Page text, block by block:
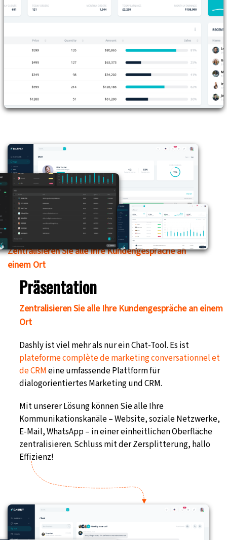
Zentralisieren Sie alle Ihre Kundengespräche an
einem Ort
Präsentation
Zentralisieren Sie alle Ihre Kundengespräche an einem
Ort
Dashlyist viel mehr als nur ein Chat-Tool. Es ist
plateforme complète de marketing conversationnel et
de CRMeine umfassende Plattform für
dialogorientiertes Marketing und CRM.
Mit unserer Lösung können Sie alle Ihre
Kommunikationskanäle – Website, soziale Netzwerke,
E-Mail, WhatsApp – in einer einheitlichen Oberfläche
zentralisieren. Schluss mit der Zersplitterung, hallo
Effizienz!